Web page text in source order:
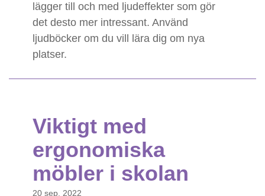
lägger till och med ljudeffekter som gör
det desto mer intressant. Använd
ljudböcker om du vill lära dig om nya
platser.
Viktigt med
ergonomiska
möbler i skolan
20 sep. 2022